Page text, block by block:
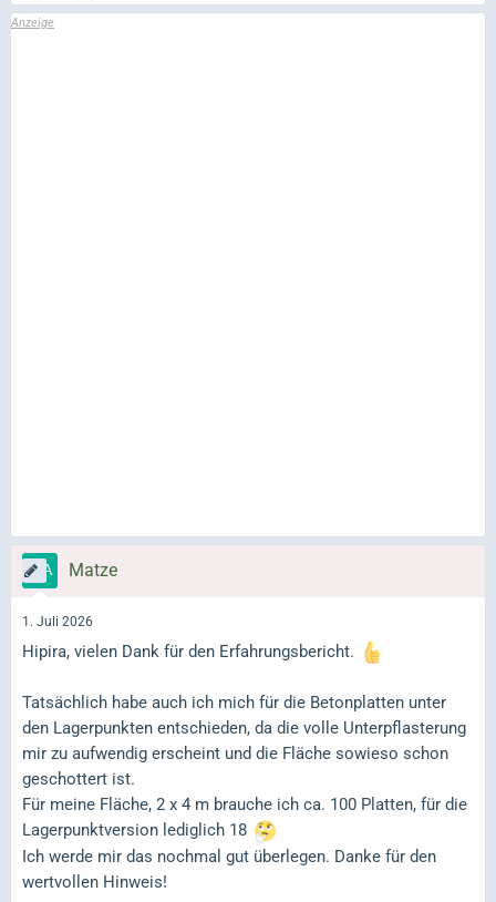
Matze
1. Juli 2026
Hipira, vielen Dank für den Erfahrungsbericht.
Tatsächlich habe auch ich mich für die Betonplatten unter
den Lagerpunkten entschieden, da die volle Unterpflasterung
mir zu aufwendig erscheint und die Fläche sowieso schon
geschottert ist.
Für meine Fläche, 2 x 4 m brauche ich ca. 100 Platten, für die
Lagerpunktversion lediglich 18
Ich werde mir das nochmal gut überlegen. Danke für den
wertvollen Hinweis!